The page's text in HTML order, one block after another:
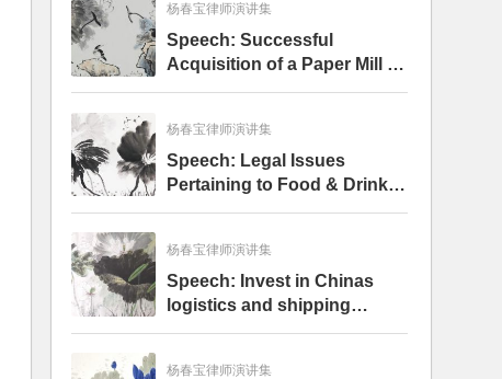
杨春宝律师演讲集
Speech: Successful
Acquisition of a Paper Mill in
China
杨春宝律师演讲集
Speech: Legal Issues
Pertaining to Food & Drinks
Retail and Distribution in
杨春宝律师演讲集
Speech: Invest in Chinas
logistics and shipping
industry - key legal issues
杨春宝律师演讲集